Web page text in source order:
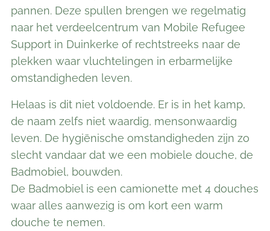
pannen. Deze spullen brengen we regelmatig
naar het verdeelcentrum van Mobile Refugee
Support in Duinkerke of rechtstreeks naar de
plekken waar vluchtelingen in erbarmelijke
omstandigheden leven.
Helaas is dit niet voldoende. Er is in het kamp,
de naam zelfs niet waardig, mensonwaardig
leven. De hygiënische omstandigheden zijn zo
slecht vandaar dat we een mobiele douche, de
Badmobiel, bouwden.
De Badmobiel is een camionette met 4 douches
waar alles aanwezig is om kort een warm
douche te nemen.